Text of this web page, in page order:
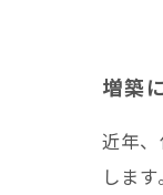
増築
近年
しま